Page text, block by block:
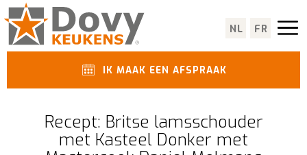
NL FR
IK MAAK EEN AFSPRAAK
Recept: Britse lamsschouder
met Kasteel Donker met